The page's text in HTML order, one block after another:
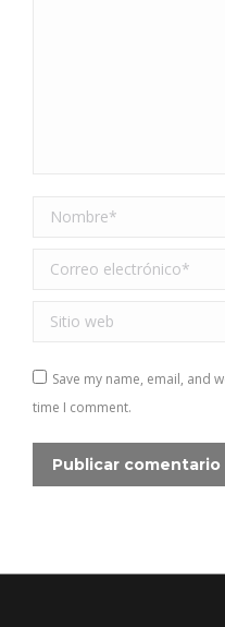
Nombre *
Correo electrónico *
Sitio web
Save my name, email, and
time I comment.
Publicar comentario